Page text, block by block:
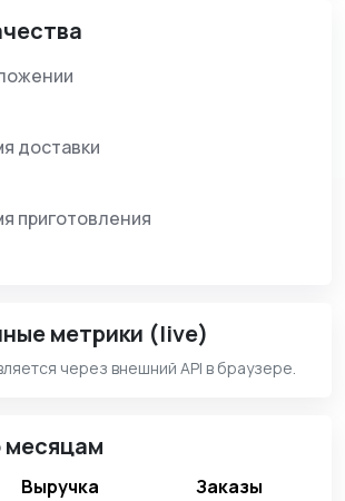
доставки
приготовления
метрики (live)
через внешний API в браузере.
месяцам
Выручка Заказы